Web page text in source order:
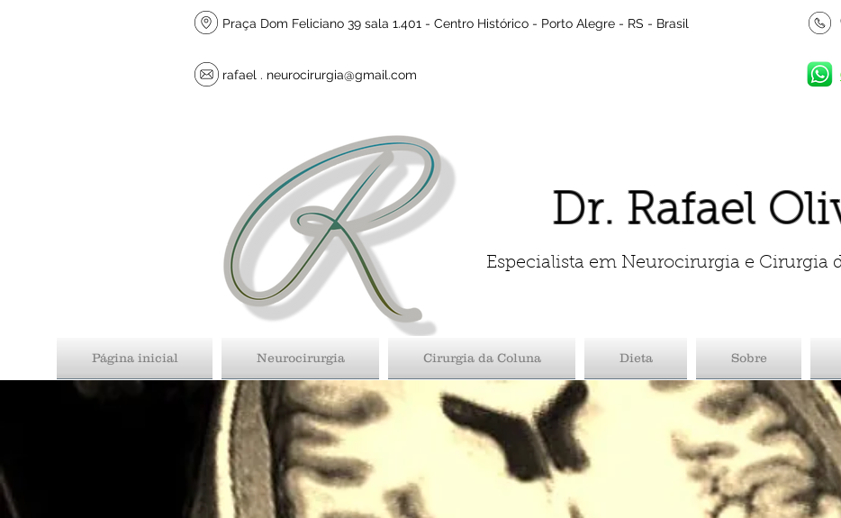
Praça Dom Feliciano 39 sala 1.401 - Centro Histórico - Porto Alegre - RS - Brasil
rafael . neurocirurgia@gmail.com
Dr. Rafael
Especialista em Neurocirurgia e Cirurgia
Página inicial Neurocirurgia Cirurgia da Coluna Dieta Sobre